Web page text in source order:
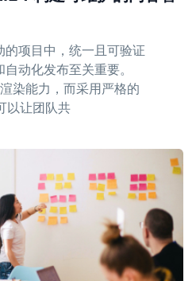
项目中，统一且可验证
动化发布至关重要。
染能力，而采用严格的
以让团队共